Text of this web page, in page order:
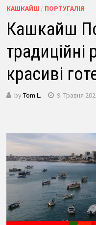
КАШКАЙШ / ПОРТУГАЛІЯ
Кашкайш
традиційні
красиві
by Tom L. 9. Травня